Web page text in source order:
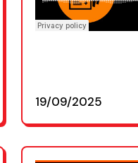
19/09/2025